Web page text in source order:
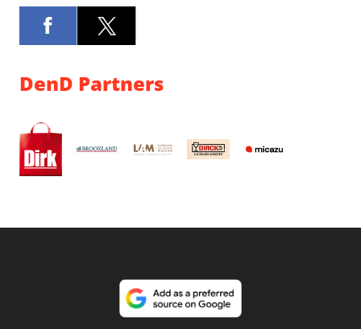
DenD Partners